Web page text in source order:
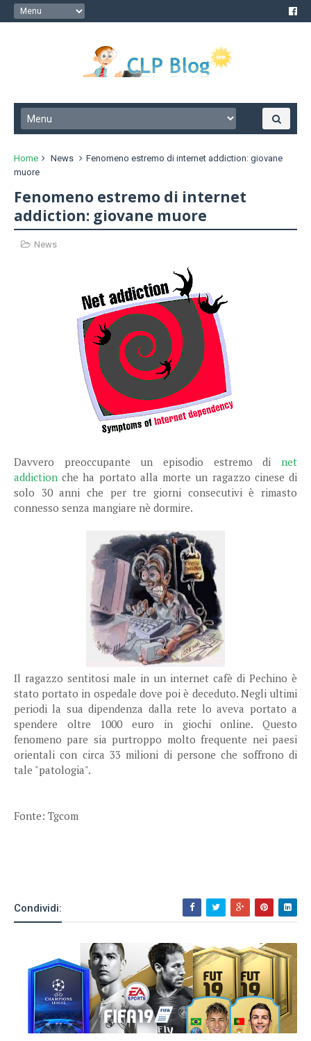
Home News
Fenomeno estremo di internet addiction: giovane
muore
Fenomeno estremo di internet
addiction: giovane muore
News
Davvero preoccupante un episodio estremo di net
addiction che ha portato alla morte un ragazzo cinese di
solo 30 anni che per tre giorni consecutivi è rimasto
connesso senza mangiare nè dormire.
Il ragazzo sentitosi male in un internet cafè di Pechino è
stato portato in ospedale dove poi è deceduto. Negli ultimi
periodi la sua dipendenza dalla rete lo aveva portato a
spendere oltre 1000 euro in giochi online. Questo
fenomeno pare sia purtroppo molto frequente nei paesi
orientali con circa 33 milioni di persone che soffrono di
tale "patologia".
Fonte: Tgcom
Condividi: